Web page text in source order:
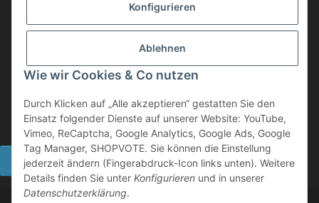
Konfigurieren
Ablehnen
Wie wir Cookies & Co nutzen
Durch Klicken auf „Alle akzeptieren“ gestatten Sie den
Einsatz folgender Dienste auf unserer Website: YouTube,
Vimeo, ReCaptcha, Google Analytics, Google Ads, Google
Tag Manager, SHOPVOTE. Sie können die Einstellung
jederzeit ändern (Fingerabdruck-Icon links unten). Weitere
Details finden Sie unter Konfigurieren und in unserer
Datenschutzerklärung.
Back on Track
ZAHLUNGSMETHODEN
Widerrufsbutton